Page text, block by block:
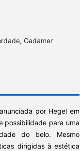
Gadamer
por Hegel em
possibilidade para uma
do belo. Mesmo
dirigidas à estética